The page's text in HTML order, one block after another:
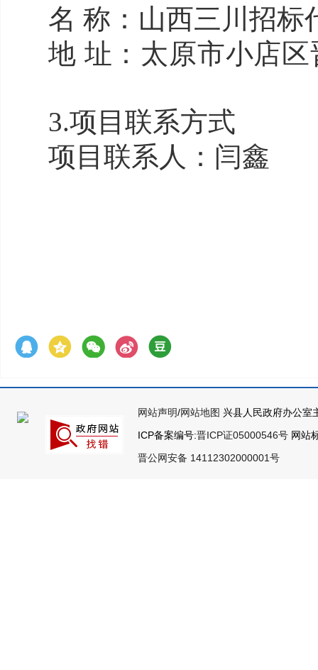
名 称： 山西三川
地 址：太原市小店
3.项目联系方式
项目联系人：闫鑫
网站声明/网站地图 兴县人民政府办公室
ICP备案编号:晋ICP证05000546号 网站
晋公网安备 14112302000001号